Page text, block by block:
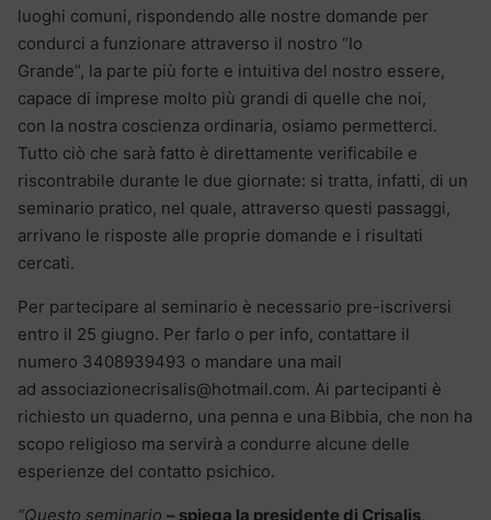
luoghi comuni, rispondendo alle nostre domande per
condurci a funzionare attraverso il nostro “Io
Grande”, la parte più forte e intuitiva del nostro essere,
capace di imprese molto più grandi di quelle che noi,
con la nostra coscienza ordinaria, osiamo permetterci.
Tutto ciò che sarà fatto è direttamente verificabile e
riscontrabile durante le due giornate: si tratta, infatti, di un
seminario pratico, nel quale, attraverso questi passaggi,
arrivano le risposte alle proprie domande e i risultati
cercati.
Per partecipare al seminario è necessario pre-iscriversi
entro il 25 giugno. Per farlo o per info, contattare il
numero 3408939493 o mandare una mail
ad associazionecrisalis@hotmail.com. Ai partecipanti è
richiesto un quaderno, una penna e una Bibbia, che non ha
scopo religioso ma servirà a condurre alcune delle
esperienze del contatto psichico.
“Questo seminario – spiega la presidente di Crisalis,